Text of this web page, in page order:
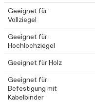
Geeignet für
Vollziegel
Geeignet für
Hochlochziegel
Geeignet für Holz
Geeignet für
Befestigung mit
Kabelbinder